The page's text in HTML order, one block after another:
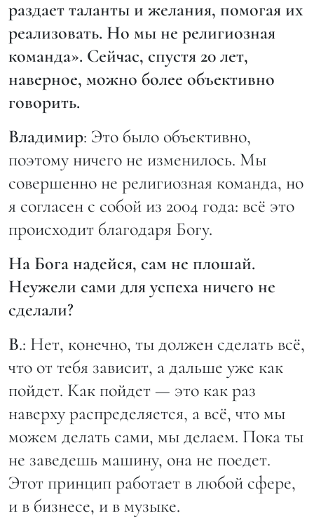
раздает таланты и желания, помогая их
реализовать. Но мы не религиозная
команда». Сейчас, спустя 20 лет,
наверное, можно более объективно
говорить.
Владимир: Это было объективно,
поэтому ничего не изменилось. Мы
совершенно не религиозная команда, но
я согласен с собой из 2004 года: всё это
происходит благодаря Богу.
На Бога надейся, сам не плошай.
Неужели сами для успеха ничего не
сделали?
В.: Нет, конечно, ты должен сделать всё,
что от тебя зависит, а дальше уже как
пойдет. Как пойдет — это как раз
наверху распределяется, а всё, что мы
можем делать сами, мы делаем. Пока ты
не заведешь машину, она не поедет.
Этот принцип работает в любой сфере,
и в бизнесе, и в музыке.